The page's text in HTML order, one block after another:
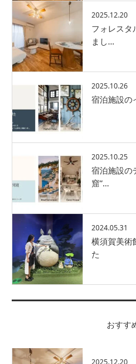
2025.12.20
フォレスタ
まし…
2025.10.26
宿泊施設
2025.10.25
宿泊施設の
窟”…
2024.05.31
横須賀美術
た
おすす
2025.12.20